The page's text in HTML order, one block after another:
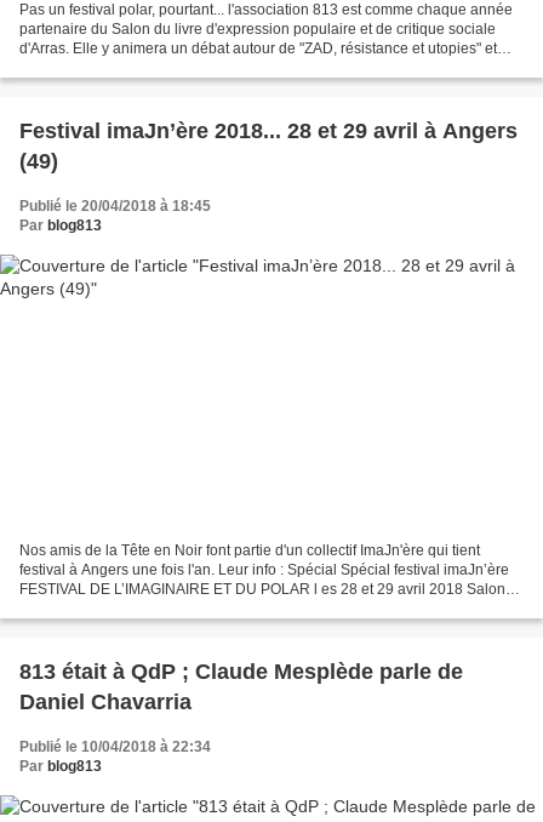
Pas un festival polar, pourtant... l'association 813 est comme chaque année
partenaire du Salon du livre d'expression populaire et de critique sociale
d'Arras. Elle y animera un débat autour de "ZAD, résistance et utopies" et
Festival imaJn’ère 2018... 28 et 29 avril à Angers
(49)
Publié le 20/04/2018 à 18:45
Par blog813
Nos amis de la Tête en Noir font partie d'un collectif ImaJn'ère qui tient
festival à Angers une fois l'an. Leur info : Spécial Spécial festival imaJn’ère
FESTIVAL DE L’IMAGINAIRE ET DU POLAR l es 28 et 29 avril 2018 Salons
813 était à QdP ; Claude Mesplède parle de
Daniel Chavarria
Publié le 10/04/2018 à 22:34
Par blog813